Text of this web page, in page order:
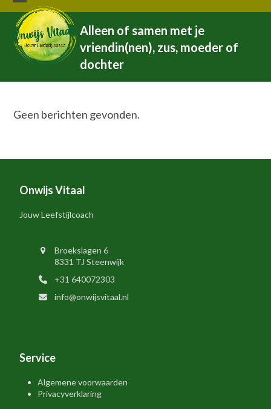
Skip
content
Open
mobile
menu
Close
mobile
menu
Alleen of samen met je
vriendin(nen), zus, moeder of
dochter
Geen berichten gevonden.
Onwijs Vitaal
Jouw Leefstijlcoach
Broekslagen 6
8331 TJ Steenwijk
+31 640072303
info@onwijsvitaal.nl
Service
Algemene voorwaarden
Privacyverklaring